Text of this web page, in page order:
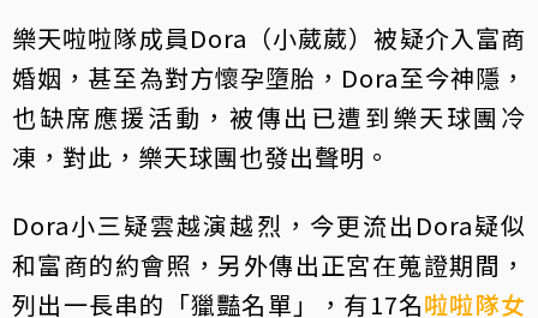
樂天啦啦隊成員Dora（小葳葳）被疑介入富商
婚姻，甚至為對方懷孕墮胎，Dora至今神隱，
也缺席應援活動，被傳出已遭到樂天球團冷
凍，對此，樂天球團也發出聲明。
Dora小三疑雲越演越烈，今更流出Dora疑似
和富商的約會照，另外傳出正宮在蒐證期間，
列出一長串的「獵豔名單」，有17名啦啦隊女